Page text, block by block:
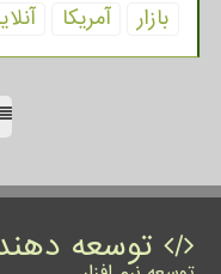
بازار
آمریكا
توسعه